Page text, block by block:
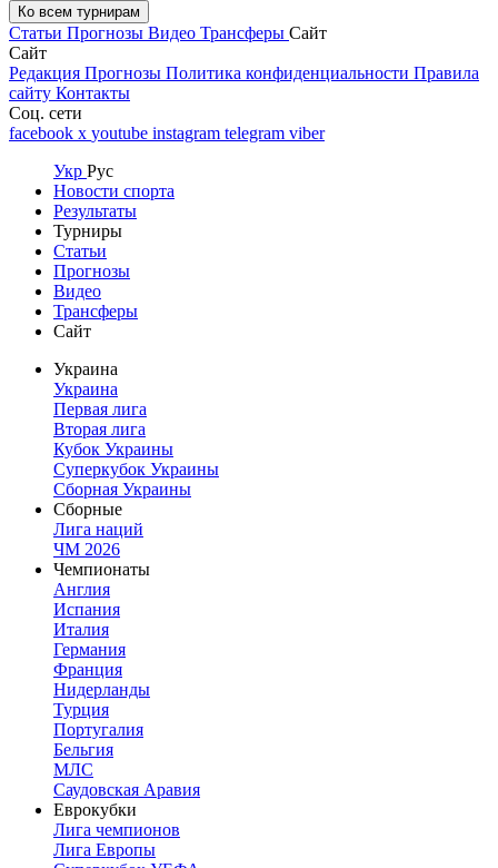
Ко всем турнирам
Статьи Прогнозы Видео Трансферы Сайт
Сайт
Редакция Прогнозы Политика конфиденциальности Правила
сайту Контакты
Соц. сети
facebook x youtube instagram telegram viber
Укр Рус
Новости спорта
Результаты
Турниры
Статьи
Прогнозы
Видео
Трансферы
Сайт
Украина
Украина
Первая лига
Вторая лига
Кубок Украины
Суперкубок Украины
Сборная Украины
Сборные
Лига наций
ЧМ 2026
Чемпионаты
Англия
Испания
Италия
Германия
Франция
Нидерланды
Турция
Португалия
Бельгия
МЛС
Саудовская Аравия
Еврокубки
Лига чемпионов
Лига Европы